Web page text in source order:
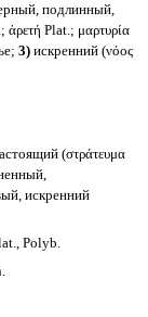
подлинный,
Plat.; μαρτυρία
3)искренний (νόος
(στράτευμα
искренний
Polyb.